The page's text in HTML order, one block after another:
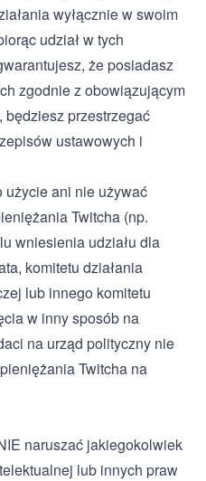
wyłącznie w swoim
udział w tych
że posiadasz
zgodnie z obowiązującym
przestrzegać
ustawowych i
ani nie używać
Twitcha (np.
wniesienia udziału dla
komitetu działania
lub innego komitetu
w inny sposób na
na urząd polityczny nie
Twitcha na
naruszać jakiegokolwiek
lub innych praw